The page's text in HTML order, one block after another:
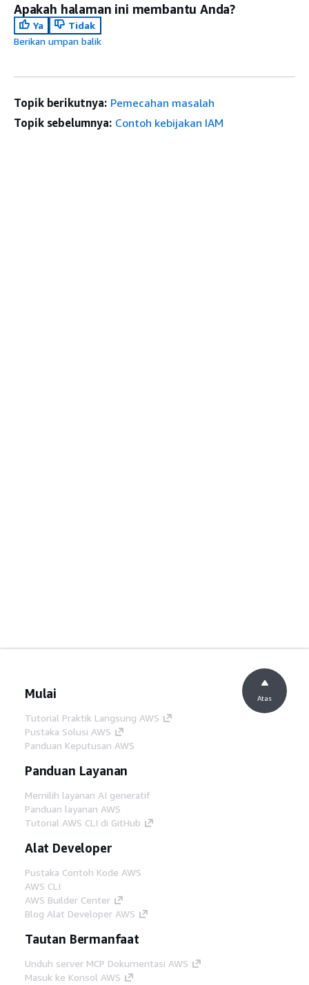
Apakah halaman ini membantu Anda?
Ya
Tidak
Berikan umpan balik
Topik berikutnya: Pemecahan masalah
Topik sebelumnya: Contoh kebijakan IAM
Mulai
Tutorial Praktik Langsung AWS
Pustaka Solusi AWS
Panduan Keputusan AWS
Panduan Layanan
Memilih layanan AI generatif
Panduan layanan AWS
Tutorial AWS CLI di GitHub
Alat Developer
Pustaka Contoh Kode AWS
AWS CLI
AWS Builder Center
Blog Alat Developer AWS
Tautan Bermanfaat
Unduh server MCP Dokumentasi AWS
Masuk ke Konsol AWS
Atas